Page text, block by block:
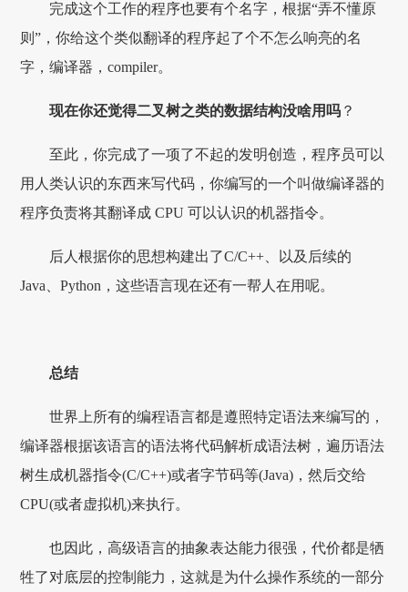
完成这个工作的程序也要有个名字，根据“弄不懂原
则”，你给这个类似翻译的程序起了个不怎么响亮的名
字，编译器，compiler。
现在你还觉得二叉树之类的数据结构没啥用吗 ？
至此，你完成了一项了不起的发明创造，程序员可以
用人类认识的东西来写代码，你编写的一个叫做编译器的
程序负责将其翻译成 CPU 可以认识的机器指令。
后人根据你的思想构建出了C/C++、以及后续的
Java、Python，这些语言现在还有一帮人在用呢。
总结
世界上所有的编程语言都是遵照特定语法来编写的，
编译器根据该语言的语法将代码解析成语法树，遍历语法
树生成机器指令(C/C++)或者字节码等(Java)，然后交给
CPU(或者虚拟机)来执行。
也因此，高级语言的抽象表达能力很强，代价都是牺
牲了对底层的控制能力，这就是为什么操作系统的一部分